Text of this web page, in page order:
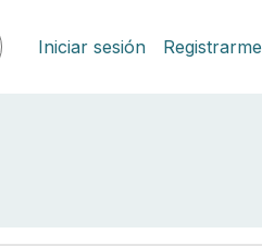
Iniciar sesión Registrarme